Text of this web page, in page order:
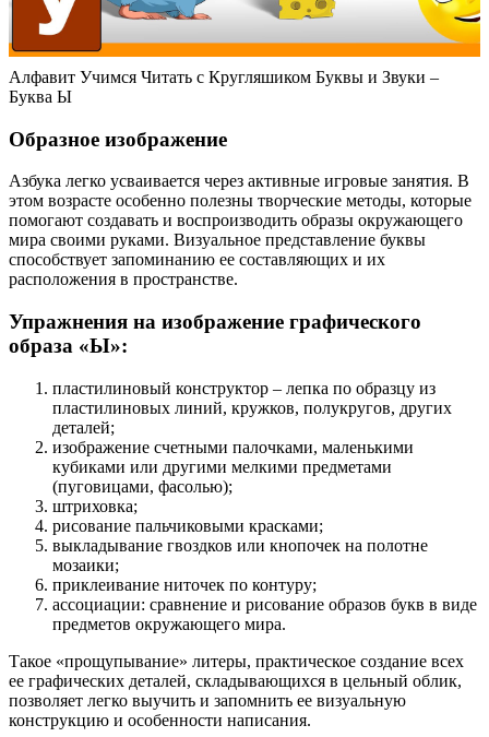
Алфавит Учимся Читать с Кругляшиком Буквы и Звуки –
Буква Ы
Образное изображение
Азбука легко усваивается через активные игровые занятия. В
этом возрасте особенно полезны творческие методы, которые
помогают создавать и воспроизводить образы окружающего
мира своими руками. Визуальное представление буквы
способствует запоминанию ее составляющих и их
расположения в пространстве.
Упражнения на изображение графического
образа «Ы»:
пластилиновый конструктор – лепка по образцу из
пластилиновых линий, кружков, полукругов, других
деталей;
изображение счетными палочками, маленькими
кубиками или другими мелкими предметами
(пуговицами, фасолью);
штриховка;
рисование пальчиковыми красками;
выкладывание гвоздков или кнопочек на полотне
мозаики;
приклеивание ниточек по контуру;
ассоциации: сравнение и рисование образов букв в виде
предметов окружающего мира.
Такое «прощупывание» литеры, практическое создание всех
ее графических деталей, складывающихся в цельный облик,
позволяет легко выучить и запомнить ее визуальную
конструкцию и особенности написания.